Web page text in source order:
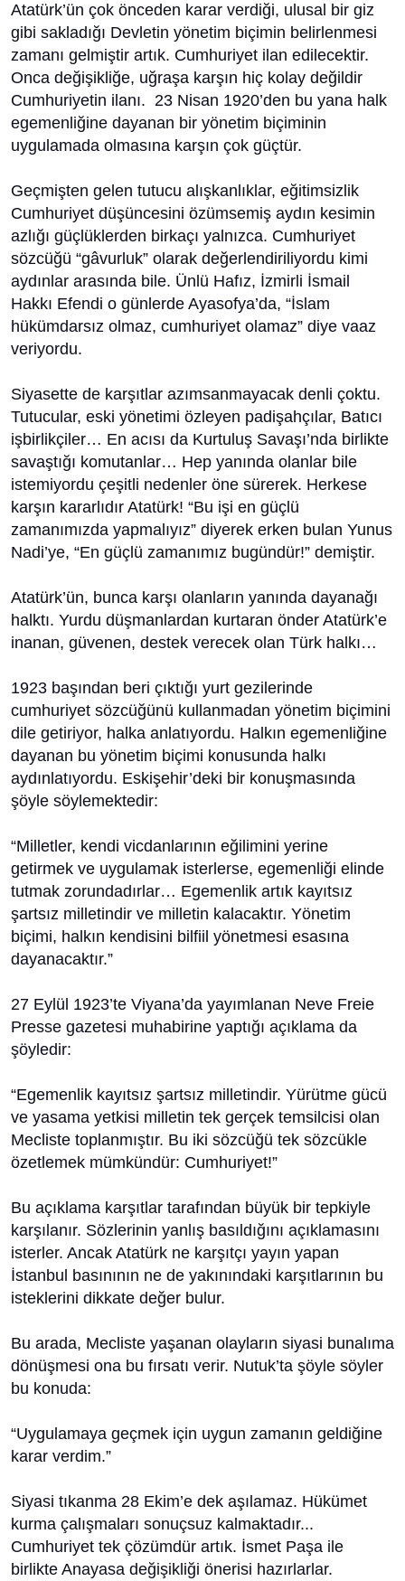
Atatürk’ün çok önceden karar verdiği, ulusal bir giz
gibi sakladığı Devletin yönetim biçimin belirlenmesi
zamanı gelmiştir artık. Cumhuriyet ilan edilecektir.
Onca değişikliğe, uğraşa karşın hiç kolay değildir
Cumhuriyetin ilanı. 23 Nisan 1920’den bu yana halk
egemenliğine dayanan bir yönetim biçiminin
uygulamada olmasına karşın çok güçtür.
Geçmişten gelen tutucu alışkanlıklar, eğitimsizlik
Cumhuriyet düşüncesini özümsemiş aydın kesimin
azlığı güçlüklerden birkaçı yalnızca. Cumhuriyet
sözcüğü “gâvurluk” olarak değerlendiriliyordu kimi
aydınlar arasında bile. Ünlü Hafız, İzmirli İsmail
Hakkı Efendi o günlerde Ayasofya’da, “İslam
hükümdarsız olmaz, cumhuriyet olamaz” diye vaaz
veriyordu.
Siyasette de karşıtlar azımsanmayacak denli çoktu.
Tutucular, eski yönetimi özleyen padişahçılar, Batıcı
işbirlikçiler… En acısı da Kurtuluş Savaşı’nda birlikte
savaştığı komutanlar… Hep yanında olanlar bile
istemiyordu çeşitli nedenler öne sürerek. Herkese
karşın kararlıdır Atatürk! “Bu işi en güçlü
zamanımızda yapmalıyız” diyerek erken bulan Yunus
Nadi’ye, “En güçlü zamanımız bugündür!” demiştir.
Atatürk’ün, bunca karşı olanların yanında dayanağı
halktı. Yurdu düşmanlardan kurtaran önder Atatürk’e
inanan, güvenen, destek verecek olan Türk halkı…
1923 başından beri çıktığı yurt gezilerinde
cumhuriyet sözcüğünü kullanmadan yönetim biçimini
dile getiriyor, halka anlatıyordu. Halkın egemenliğine
dayanan bu yönetim biçimi konusunda halkı
aydınlatıyordu. Eskişehir’deki bir konuşmasında
şöyle söylemektedir:
“Milletler, kendi vicdanlarının eğilimini yerine
getirmek ve uygulamak isterlerse, egemenliği elinde
tutmak zorundadırlar… Egemenlik artık kayıtsız
şartsız milletindir ve milletin kalacaktır. Yönetim
biçimi, halkın kendisini bilfiil yönetmesi esasına
dayanacaktır.”
27 Eylül 1923’te Viyana’da yayımlanan Neve Freie
Presse gazetesi muhabirine yaptığı açıklama da
şöyledir:
“Egemenlik kayıtsız şartsız milletindir. Yürütme gücü
ve yasama yetkisi milletin tek gerçek temsilcisi olan
Mecliste toplanmıştır. Bu iki sözcüğü tek sözcükle
özetlemek mümkündür: Cumhuriyet!”
Bu açıklama karşıtlar tarafından büyük bir tepkiyle
karşılanır. Sözlerinin yanlış basıldığını açıklamasını
isterler. Ancak Atatürk ne karşıtçı yayın yapan
İstanbul basınının ne de yakınındaki karşıtlarının bu
isteklerini dikkate değer bulur.
Bu arada, Mecliste yaşanan olayların siyasi bunalıma
dönüşmesi ona bu fırsatı verir. Nutuk’ta şöyle söyler
bu konuda:
“Uygulamaya geçmek için uygun zamanın geldiğine
karar verdim.”
Siyasi tıkanma 28 Ekim’e dek aşılamaz. Hükümet
kurma çalışmaları sonuçsuz kalmaktadır...
Cumhuriyet tek çözümdür artık. İsmet Paşa ile
birlikte Anayasa değişikliği önerisi hazırlarlar.